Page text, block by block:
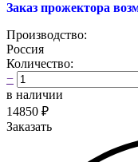
Заказ прожектора
Производство:
Россия
Количество:
−
в наличии
14850 ₽
Заказать